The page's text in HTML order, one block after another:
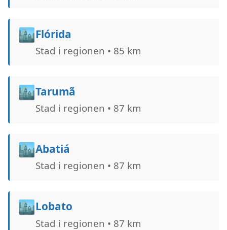
🏙️Flórida
Stad i regionen • 85 km
🏙️Tarumã
Stad i regionen • 87 km
🏙️Abatiá
Stad i regionen • 87 km
🏙️Lobato
Stad i regionen • 87 km